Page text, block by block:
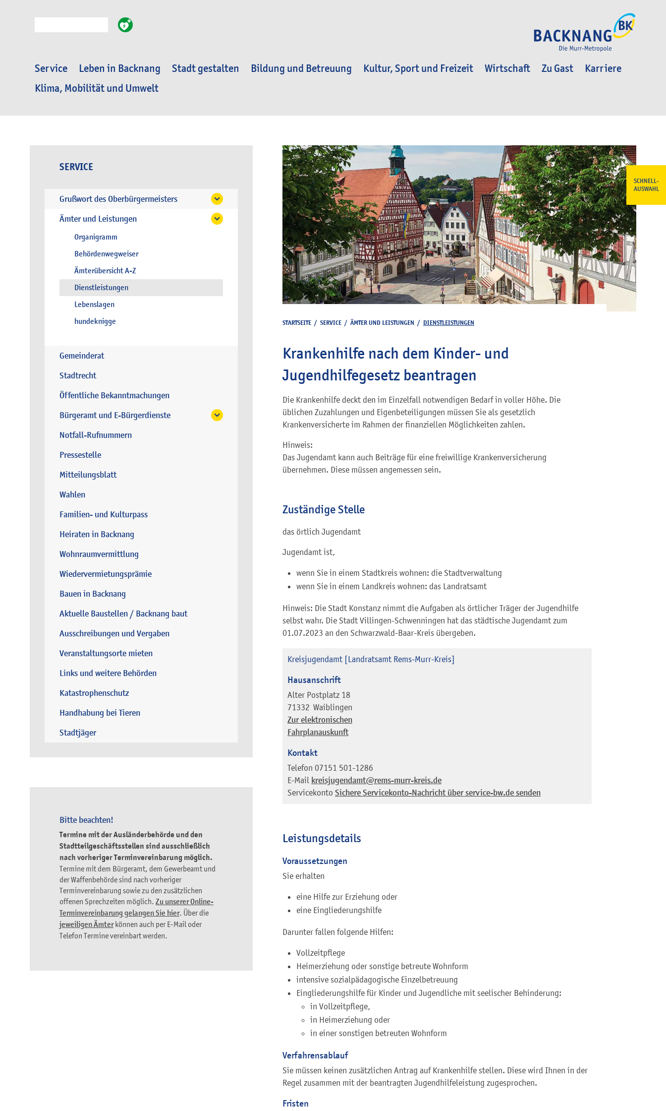
Service Leben in Backnang Stadt gestalten Bildung und Betreuung Kultur, Sport und Freizeit Wirtschaft Zu Gast
Karriere
Klima, Mobilität und Umwelt
SCHNELL-
AUSWAHL
SERVICE
Grußwort des Oberbürgermeisters
Ämter und Leistungen
Organigramm
Behördenwegweiser
Ämterübersicht A-Z
Dienstleistungen
Lebenslagen
hundeknigge
Gemeinderat
Stadtrecht
Öffentliche Bekanntmachungen
Bürgeramt und E-Bürgerdienste
Notfall-Rufnummern
Pressestelle
Mitteilungsblatt
Wahlen
Familien- und Kulturpass
Heiraten in Backnang
Wohnraumvermittlung
Wiedervermietungsprämie
Bauen in Backnang
Aktuelle Baustellen / Backnang baut
Ausschreibungen und Vergaben
Veranstaltungsorte mieten
Links und weitere Behörden
Katastrophenschutz
Handhabung bei Tieren
Stadtjäger
Bitte beachten!
Termine mit der Ausländerbehörde und den
Stadtteilgeschäftsstellen sind ausschließlich
nach vorheriger Terminvereinbarung möglich.
Termine mit dem Bürgeramt, dem Gewerbeamt und
der Waffenbehörde sind nach vorheriger
Terminvereinbarung sowie zu den zusätzlichen
offenen Sprechzeiten möglich. Zu unserer Online-
Terminvereinbarung gelangen Sie hier. Über die
jeweiligen Ämterkönnen auch per E-Mail oder
Telefon Termine vereinbart werden.
STARTSEITE / SERVICE / ÄMTER UND LEISTUNGEN / DIENSTLEISTUNGEN
Krankenhilfe nach dem Kinder- und
Jugendhilfegesetz beantragen
Die Krankenhilfe deckt den im Einzelfall notwendigen Bedarf in voller Höhe. Die
üblichen Zuzahlungen und Eigenbeteiligungen müssen Sie als gesetzlich
Krankenversicherte im Rahmen der finanziellen Möglichkeiten zahlen.
Hinweis:
Das Jugendamt kann auch Beiträge für eine freiwillige Krankenversicherung
übernehmen. Diese müssen angemessen sein.
Zuständige Stelle
das örtlich Jugendamt
Jugendamt ist,
wenn Sie in einem Stadtkreis wohnen: die Stadtverwaltung
wenn Sie in einem Landkreis wohnen: das Landratsamt
Hinweis: Die Stadt Konstanz nimmt die Aufgaben als örtlicher Träger der Jugendhilfe
selbst wahr. Die Stadt Villingen-Schwenningen hat das städtische Jugendamt zum
01.07.2023 an den Schwarzwald-Baar-Kreis übergeben.
Kreisjugendamt [Landratsamt Rems-Murr-Kreis]
Hausanschrift
Alter Postplatz 18
71332 Waiblingen
Zur elektronischen
Fahrplanauskunft
Kontakt
Telefon 07151 501-1286
E-Mail kreisjugendamt@rems-murr-kreis.de
Servicekonto Sichere Servicekonto-Nachricht über service-bw.de senden
Leistungsdetails
Voraussetzungen
Sie erhalten
eine Hilfe zur Erziehung oder
eine Eingliederungshilfe
Darunter fallen folgende Hilfen:
Vollzeitpflege
Heimerziehung oder sonstige betreute Wohnform
intensive sozialpädagogische Einzelbetreuung
Eingliederungshilfe für Kinder und Jugendliche mit seelischer Behinderung:
in Vollzeitpflege,
in Heimerziehung oder
in einer sonstigen betreuten Wohnform
Verfahrensablauf
Sie müssen keinen zusätzlichen Antrag auf Krankenhilfe stellen. Diese wird Ihnen in der
Regel zusammen mit der beantragten Jugendhilfeleistung zugesprochen.
Fristen